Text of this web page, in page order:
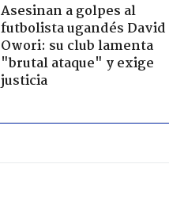
Asesinan a golpes al
futbolista ugandés David
Owori: su club lamenta
"brutal ataque" y exige
justicia